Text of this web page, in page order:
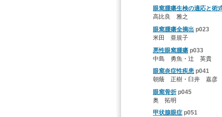
眼窩腫瘍生検の適応と術
高比良 雅之
眼窩腫瘍全摘出 p023
米田 亜規子
悪性眼窩腫瘍 p033
中島 勇魚・辻 英貴
眼窩炎症性疾患 p041
朝蔭 正樹・臼井 嘉彦
眼窩骨折 p045
奥 拓明
甲状腺眼症 p051